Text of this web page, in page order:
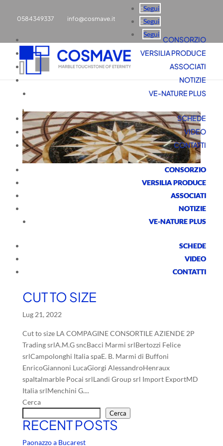
0584349337 info@cosmave.it
Segui
Segui
Segui
CONSORZIO
VERSILIA PRODUCE
ASSOCIATI
NOTIZIE
VE-NATURE PLUS
SCHEDE
VIDEO
CONTATTI
CONSORZIO
VERSILIA PRODUCE
ASSOCIATI
NOTIZIE
VE-NATURE PLUS
SCHEDE
VIDEO
CONTATTI
CUT TO SIZE
Lug 21, 2022
Cut to size LA COMPAGINE CONSORTILE AZIENDE 2P
Trading srlA.M.G sncBacci Marmi srlBertozzi Felice
srlCampolonghi Italia spaE. B. Marmi di Buffoni
EnricoGiannoni LucaGiorgi AlessandroHenraux
spaItalmarble Pocai srlLandi Group srl Import ExportMD
Italia srlMenchini G....
Cerca
Cerca
RECENT POSTS
Paonazzo a Bucarest